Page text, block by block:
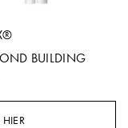
BUILDING
HIER